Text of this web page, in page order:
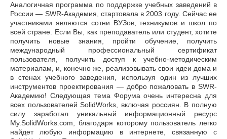
Аналогичная программа по поддержке учебных заведений в
России — SWR-Академия, стартовала в 2003 году. Сейчас ее
участниками являются сотни ВУЗов, техникумов и школ по
всей стране. Если Вы, как преподаватель или студент, хотите
получить новые знания, пройти обучение, получить
международный профессиональный сертификат
пользователя, получить доступ к учебно-методическим
материалам, и, конечно же, реализовывать свои идеи дома и
в стенах учебного заведения, используя один из лучших
инструментов проектирования — добро пожаловать в SWR-
Академию! Следующая тема Форума очень интересна для
всех пользователей SolidWorks, включая россиян. В полную
силу заработал уникальный информационный ресурс
My.SolidWorks.com, благодаря которому пользователь легко
найдет любую информацию в интернете, связанную с